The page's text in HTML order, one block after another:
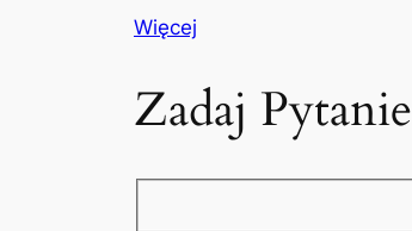
Więcej
Zadaj Pytanie